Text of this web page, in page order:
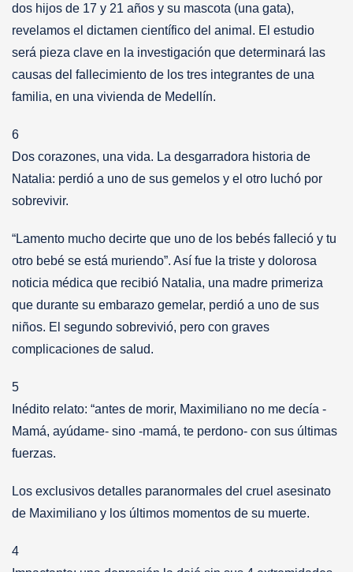
dos hijos de 17 y 21 años y su mascota (una gata),
revelamos el dictamen científico del animal. El estudio
será pieza clave en la investigación que determinará las
causas del fallecimiento de los tres integrantes de una
familia, en una vivienda de Medellín.
6
Dos corazones, una vida. La desgarradora historia de
Natalia: perdió a uno de sus gemelos y el otro luchó por
sobrevivir.
“Lamento mucho decirte que uno de los bebés falleció y tu
otro bebé se está muriendo”. Así fue la triste y dolorosa
noticia médica que recibió Natalia, una madre primeriza
que durante su embarazo gemelar, perdió a uno de sus
niños. El segundo sobrevivió, pero con graves
complicaciones de salud.
5
Inédito relato: “antes de morir, Maximiliano no me decía -
Mamá, ayúdame- sino -mamá, te perdono- con sus últimas
fuerzas.
Los exclusivos detalles paranormales del cruel asesinato
de Maximiliano y los últimos momentos de su muerte.
4